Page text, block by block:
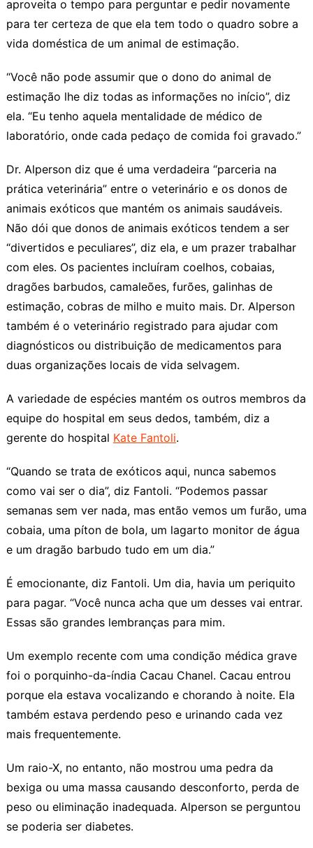
aproveita o tempo para perguntar e pedir novamente
para ter certeza de que ela tem todo o quadro sobre a
vida doméstica de um animal de estimação.
“Você não pode assumir que o dono do animal de
estimação lhe diz todas as informações no início”, diz
ela. “Eu tenho aquela mentalidade de médico de
laboratório, onde cada pedaço de comida foi gravado.”
Dr. Alperson diz que é uma verdadeira “parceria na
prática veterinária” entre o veterinário e os donos de
animais exóticos que mantém os animais saudáveis.
Não dói que donos de animais exóticos tendem a ser
“divertidos e peculiares”, diz ela, e um prazer trabalhar
com eles. Os pacientes incluíram coelhos, cobaias,
dragões barbudos, camaleões, furões, galinhas de
estimação, cobras de milho e muito mais. Dr. Alperson
também é o veterinário registrado para ajudar com
diagnósticos ou distribuição de medicamentos para
duas organizações locais de vida selvagem.
A variedade de espécies mantém os outros membros da
equipe do hospital em seus dedos, também, diz a
gerente do hospital Kate Fantoli.
“Quando se trata de exóticos aqui, nunca sabemos
como vai ser o dia”, diz Fantoli. “Podemos passar
semanas sem ver nada, mas então vemos um furão, uma
cobaia, uma píton de bola, um lagarto monitor de água
e um dragão barbudo tudo em um dia.”
É emocionante, diz Fantoli. Um dia, havia um periquito
para pagar. “Você nunca acha que um desses vai entrar.
Essas são grandes lembranças para mim.
Um exemplo recente com uma condição médica grave
foi o porquinho-da-índia Cacau Chanel. Cacau entrou
porque ela estava vocalizando e chorando à noite. Ela
também estava perdendo peso e urinando cada vez
mais frequentemente.
Um raio-X, no entanto, não mostrou uma pedra da
bexiga ou uma massa causando desconforto, perda de
peso ou eliminação inadequada. Alperson se perguntou
se poderia ser diabetes.